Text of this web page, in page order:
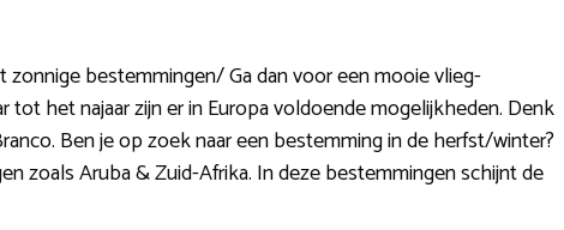
zonnige bestemmingen/ Ga dan voor een mooie vlieg-
tot het najaar zijn er in Europa voldoende mogelijkheden. Denk
Ben je op zoek naar een bestemming in de herfst/winter?
zoals Aruba & Zuid-Afrika. In deze bestemmingen schijnt de